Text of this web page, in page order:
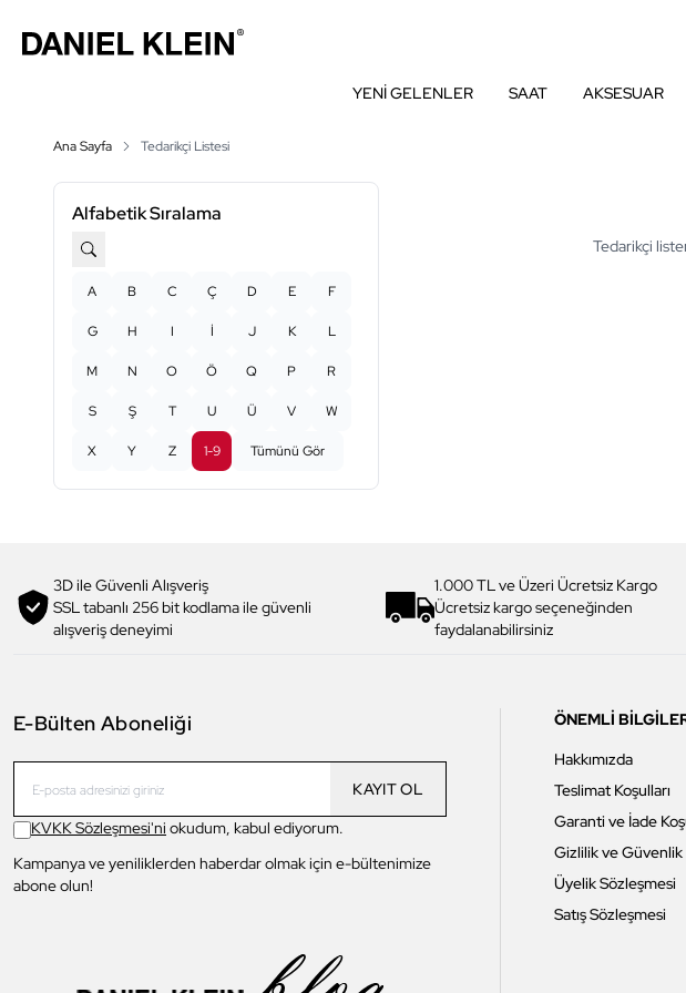
YENİ GELENLER SAAT AKSESUAR
Ana Sayfa Tedarikçi Listesi
Alfabetik Sıralama
A B C Ç D E F
G H I İ J K L
M N O Ö Q P R
S Ş T U Ü V W
X Y Z 1-9 Tümünü Gör
Tedarikçi
3D ile Güvenli Alışveriş
SSL tabanlı 256 bit kodlama ile güvenli
alışveriş deneyimi
1.000 TL ve Üzeri Ücretsiz Kargo
Ücretsiz kargo seçeneğinden
faydalanabilirsiniz
E-Bülten Aboneliği
KAYIT OL
KVKK Sözleşmesi'ni okudum, kabul ediyorum.
Kampanya ve yeniliklerden haberdar olmak için e-bültenimize
abone olun!
ÖNEMLİ
Hakkımızda
Teslimat Koşulları
Garanti ve İade
Gizlilik ve Güvenlik
Üyelik Sözleşmesi
Satış Sözleşmesi